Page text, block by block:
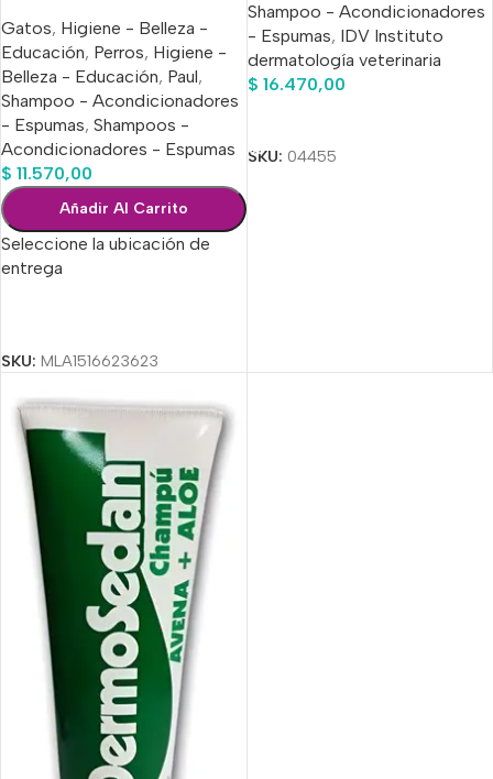
Gatos, Higiene - Belleza -
Educación, Perros, Higiene -
Belleza - Educación, Paul,
Shampoo - Acondicionadores
- Espumas, Shampoos -
Acondicionadores - Espumas
$ 11.570,00
Añadir Al Carrito
Seleccione la ubicación de
entrega
SKU: MLA1516623623
Shampoo - Acondicionadores
- Espumas, IDV Instituto
dermatología veterinaria
$ 16.470,00
SKU: 04455